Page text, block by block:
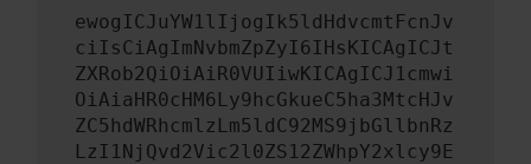
ewogICJuYW1lIjogIk5ldHdvcmtFcnJv
ciIsCiAgImNvbmZpZyI6IHsKICAgICJt
ZXRob2QiOiAiR0VUIiwKICAgICJ1cmwi
OiAiaHR0cHM6Ly9hcGkueC5ha3MtcHJv
ZC5hdWRhcmlzLm5ldC92MS9jbGllbnRz
LzI1NjQvd2Vic2l0ZS12ZWhpY2xlcy9E